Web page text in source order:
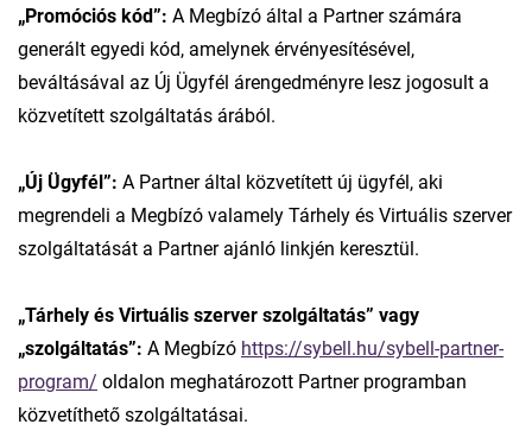
„Promóciós kód”: A Megbízó által a Partner számára
generált egyedi kód, amelynek érvényesítésével,
beváltásával az Új Ügyfél árengedményre lesz jogosult a
közvetített szolgáltatás árából.
„Új Ügyfél”: A Partner által közvetített új ügyfél, aki
megrendeli a Megbízó valamely Tárhely és Virtuális szerver
szolgáltatását a Partner ajánló linkjén keresztül.
„Tárhely és Virtuális szerver szolgáltatás” vagy
„szolgáltatás”: A Megbízó https://sybell.hu/sybell-partner-
program/ oldalon meghatározott Partner programban
közvetíthető szolgáltatásai.